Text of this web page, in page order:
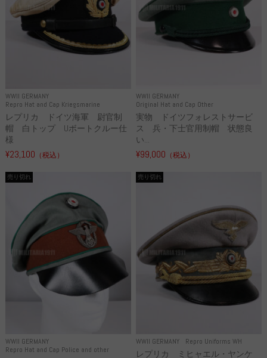
WWII GERMANY
Repro Hat and Cap Kriegsmarine
レプリカ ドイツ海軍 尉官制
帽 白トップ Uボートクルー仕
様
¥23,100 （税込）
WWII GERMANY
Original Hat and Cap Other
実物 ドイツフォレストサービ
ス 兵・下士官用制帽 状態良
い...
¥99,000 （税込）
WWII GERMANY
Repro Hat and Cap Police and other
売り切れ
WWII GERMANY Repro Uniforms WH
売り切れ
レプリカ ミヒャエル・ヤンケ